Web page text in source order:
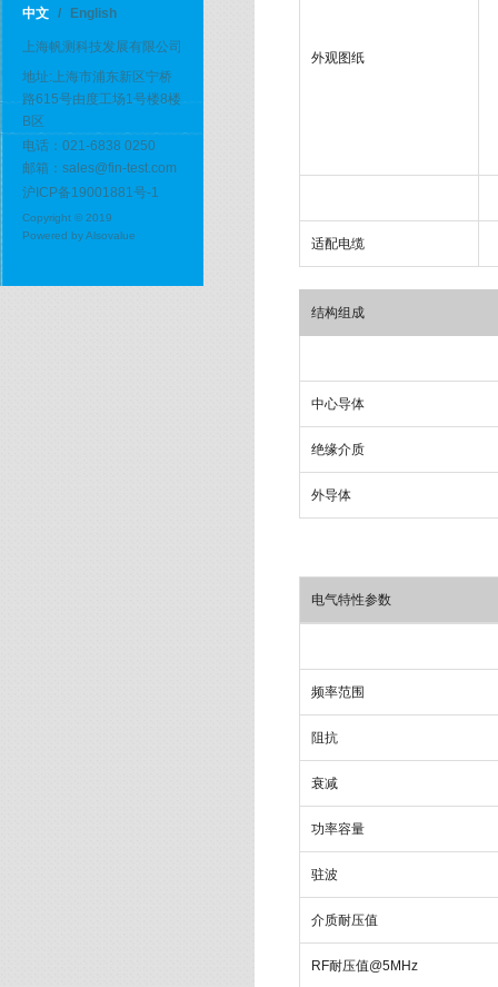
中文 / English
上海帆测科技发展有限公司
地址:上海市浦东新区宁桥
路615号由度工场1号楼8楼
B区
电话：021-6838 0250
邮箱：sales@fin-test.com
沪ICP备19001881号-1
Copyright © 2019
Powered byAlsovalue
外观图纸
适配电缆
结构组成
中心导体
绝缘介质
外导体
电气特性参数
频率范围
阻抗
衰减
功率容量
驻波
介质耐压值
RF耐压值@5MHz